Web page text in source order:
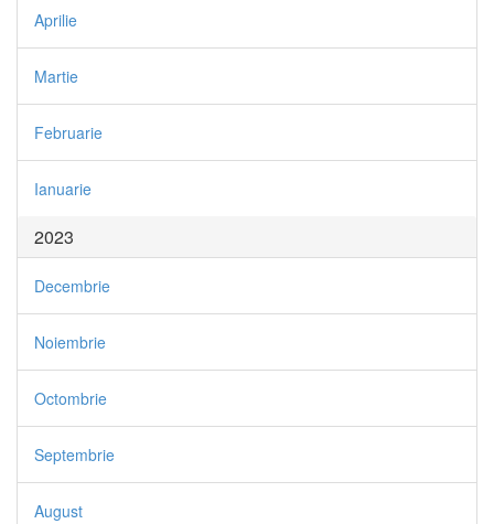
Aprilie
Martie
Februarie
Ianuarie
2023
Decembrie
Noiembrie
Octombrie
Septembrie
August